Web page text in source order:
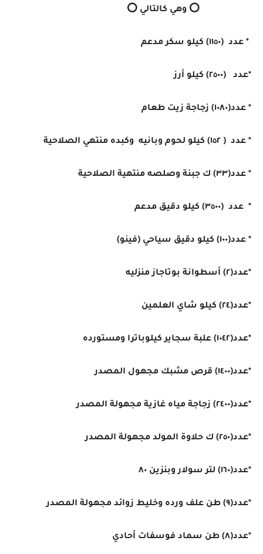
⭕️ وهي كالتالي ⭕️
* عدد (١١٥٠) كيلو سكر مدعم
*عدد (٢٥٠٠) كيلو أرز
* عدد(١٠٨٠) زجاجة زيت طعام
* عدد ( ١٥٢) كيلو لحوم وبانيه وكبده منتهي الصلاحية
* عدد(٣٣) ك جبنة وصلصه منتهية الصلاحية
* عدد (٣٥٠٠) كيلو دقيق مدعم
* عدد(١٠٠) كيلو دقيق سياحي (فينو)
*عدد(٢) أسطوانة بوتاجاز منزليه
*عدد(٢٤) كيلو شاي العلمين
*عدد(١٠٤٢) علبة سجاير كيلوباترا ومستورده
*عدد(١٤٠٠) قرص مشبك مجهول المصدر
*عدد(٢٤٠٠) زجاجة مياه غازية مجهولة المصدر
*عدد(٢٥٠) ك حلاوة المولد مجهولة المصدر
*عدد(١٦٠) لتر سولار وبنزين ٨٠
*عدد(٩) طن علف ورده وخليط زوائد مجهولة المصدر
*عدد(٨) طن سماد فوسفات أحادي